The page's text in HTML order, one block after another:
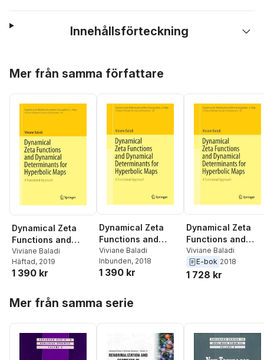
Innehållsförteckning
Mer från samma författare
Dynamical Zeta
Functions and
Dynamical
Determinants for
Hyperbolic Maps
Viviane Baladi
Häftad, 2019
1 390 kr
Dynamical Zeta
Functions and
Dynamical
Determinants for
Hyperbolic Maps
Viviane Baladi
Inbunden, 2018
1 390 kr
Dynamical Zeta
Functions and
Dynamical
Determinants for
Hyperbolic Maps
Viviane Baladi
E-bok 2018
1 728 kr
Mer från samma serie